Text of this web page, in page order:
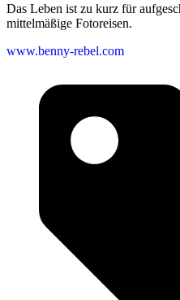
Das Leben ist zu kurz für
mittelmäßige Fotoreisen.
www.benny-rebel.com